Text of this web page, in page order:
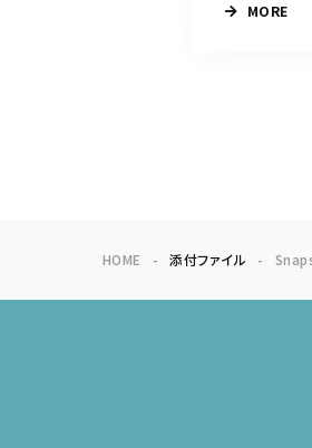
MORE
HOME 添付ファイル